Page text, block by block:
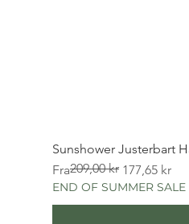
Sunshower Justerbart
Fra
Vanlig pris
209,00 kr 177,65 kr
Salgspris
END OF SUMMER SALE